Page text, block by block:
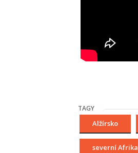
TAGY
Alžírsko
severní Afrika